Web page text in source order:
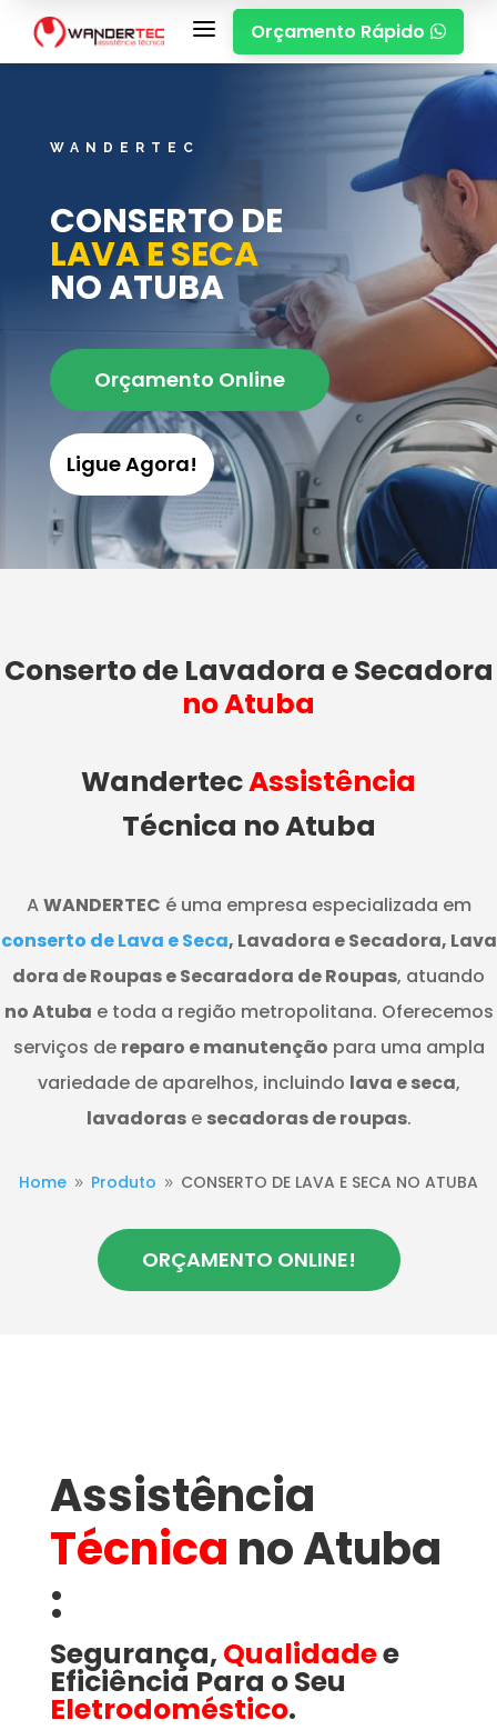
a Orçamento Rápido 
WANDERTEC
CONSERTO DE
LAVA E SECA
NO ATUBA
Orçamento Online
Ligue Agora!
Conserto de Lavadora e Secadora
no Atuba
WandertecAssistência
Técnica no Atuba
AWANDERTEC é uma empresa especializada em
conserto de Lava e Seca, Lavadora e Secadora, Lava
dora de Roupas e Secaradora de Roupas, atuando
no Atuba e toda a região metropolitana. Oferecemos
serviços de reparo e manutenção para uma ampla
variedade de aparelhos, incluindo lava e seca,
lavadorase secadoras de roupas.
Home 9 Produto 9 CONSERTO DE LAVA E SECA NO ATUBA
ORÇAMENTO ONLINE!
Assistência
Técnica no Atuba​
:
Segurança, Qualidadee
Eficiência Para o Seu
Eletrodoméstico.